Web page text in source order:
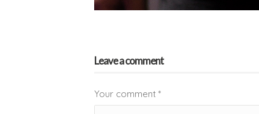
Leave a comment
Your comment *